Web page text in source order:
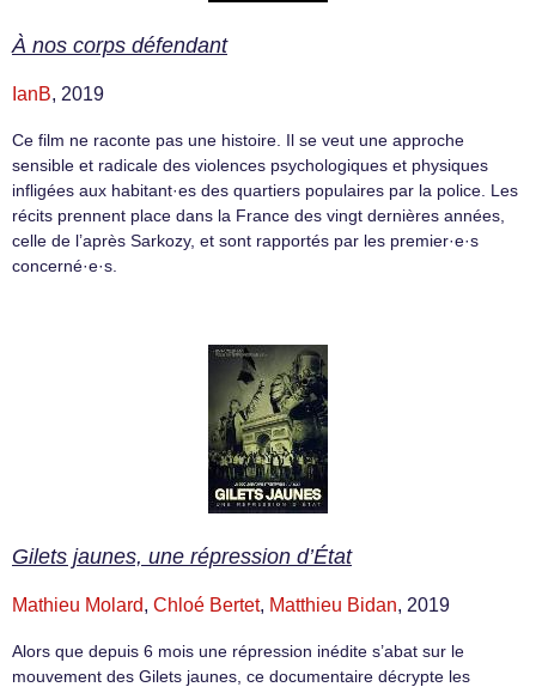
À nos corps défendant
IanB, 2019
Ce film ne raconte pas une histoire. Il se veut une approche
sensible et radicale des violences psychologiques et physiques
infligées aux habitant·es des quartiers populaires par la police. Les
récits prennent place dans la France des vingt dernières années,
celle de l’après Sarkozy, et sont rapportés par les premier·e·s
concerné·e·s.
Gilets jaunes, une répression d’État
Mathieu Molard, Chloé Bertet, Matthieu Bidan, 2019
Alors que depuis 6 mois une répression inédite s’abat sur le
mouvement des Gilets jaunes, ce documentaire décrypte les